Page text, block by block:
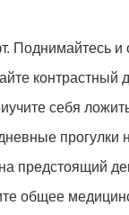
Поднимайтесь и
контрастный
себя
прогулки
предстоящий
общее